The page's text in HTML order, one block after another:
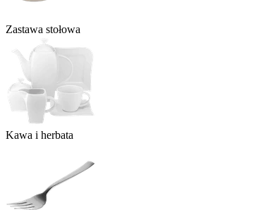
Zastawa stołowa
Kawa i herbata